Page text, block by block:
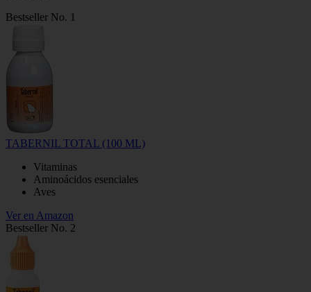
Bestseller No. 1
TABERNIL TOTAL (100 ML)
Vitaminas
Aminoácidos esenciales
Aves
Ver en Amazon
Bestseller No. 2